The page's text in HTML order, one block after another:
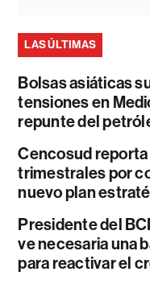
LAS ÚLTIMAS
Bolsas asiáticas
tensiones en
repunte del
Cencosud
trimestrales por
nuevo plan
Presidente del
ve necesaria una
para reactivar el